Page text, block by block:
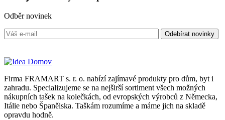
Odběr novinek
Firma FRAMART s. r. o. nabízí zajímavé produkty pro dům, byt i
zahradu. Specializujeme se na nejširší sortiment všech možných
nákupních tašek na kolečkách, od evropských výrobců z Německa,
Itálie nebo Španělska. Taškám rozumíme a máme jich na skladě
opravdu hodně.